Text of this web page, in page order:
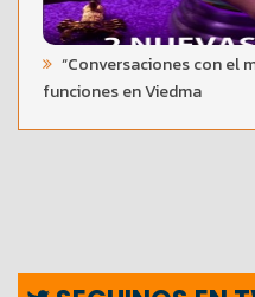
“Conversaciones con el
funciones en Viedma